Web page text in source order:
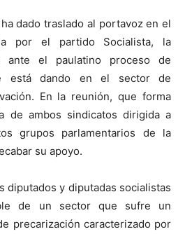
dado traslado al portavoz en el
por el partido Socialista, la
ante el paulatino proceso de
está dando en el sector de
En la reunión, que forma
de ambos sindicatos dirigida a
grupos parlamentarios de la
su apoyo.
diputados y diputadas socialistas
de un sector que sufre un
precarización caracterizado por